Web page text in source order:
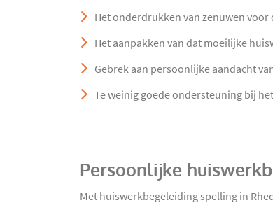
Het onderdrukken van zenuwen voor
Het aanpakken van dat moeilijke
Gebrek aan persoonlijke aandacht
Te weinig goede ondersteuning bij
Persoonlijke
Met huiswerkbegeleiding spelling in